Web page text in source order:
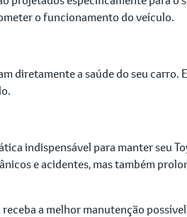
o funcionamento do veículo.
diretamente a saúde do seu carro.
indispensável para manter seu
e acidentes, mas também
a melhor manutenção